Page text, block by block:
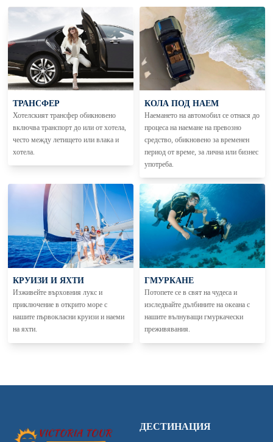
ТРАНСФЕР
Хотелският трансфер обикновено
включва транспорт до или от хотела,
често между летището или влака и
хотела.
КОЛА ПОД НАЕМ
Наемането на автомобил се отнася до
процеса на наемане на превозно
средство, обикновено за временен
период от време, за лична или бизнес
употреба.
КРУИЗИ И ЯХТИ
Изживейте върховния лукс и
приключение в открито море с
нашите първокласни круизи и наеми
на яхти.
ГМУРКАНЕ
Потопете се в свят на чудеса и
изследвайте дълбините на океана с
нашите вълнуващи гмуркачески
преживявания.
ДЕСТИНАЦИЯ